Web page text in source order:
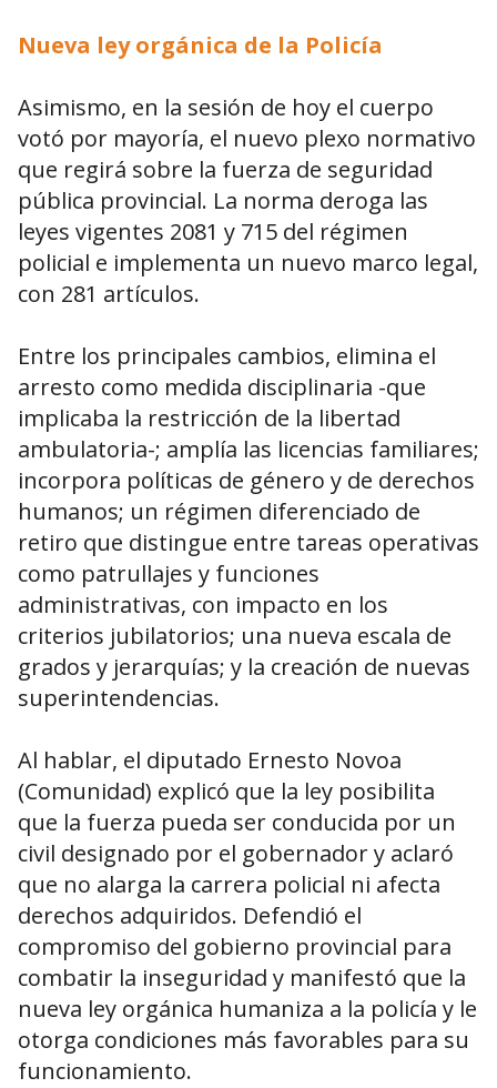
Nueva ley orgánica de la Policía
Asimismo, en la sesión de hoy el cuerpo
votó por mayoría, el nuevo plexo normativo
que regirá sobre la fuerza de seguridad
pública provincial. La norma deroga las
leyes vigentes 2081 y 715 del régimen
policial e implementa un nuevo marco legal,
con 281 artículos.
Entre los principales cambios, elimina el
arresto como medida disciplinaria -que
implicaba la restricción de la libertad
ambulatoria-; amplía las licencias familiares;
incorpora políticas de género y de derechos
humanos; un régimen diferenciado de
retiro que distingue entre tareas operativas
como patrullajes y funciones
administrativas, con impacto en los
criterios jubilatorios; una nueva escala de
grados y jerarquías; y la creación de nuevas
superintendencias.
Al hablar, el diputado Ernesto Novoa
(Comunidad) explicó que la ley posibilita
que la fuerza pueda ser conducida por un
civil designado por el gobernador y aclaró
que no alarga la carrera policial ni afecta
derechos adquiridos. Defendió el
compromiso del gobierno provincial para
combatir la inseguridad y manifestó que la
nueva ley orgánica humaniza a la policía y le
otorga condiciones más favorables para su
funcionamiento.